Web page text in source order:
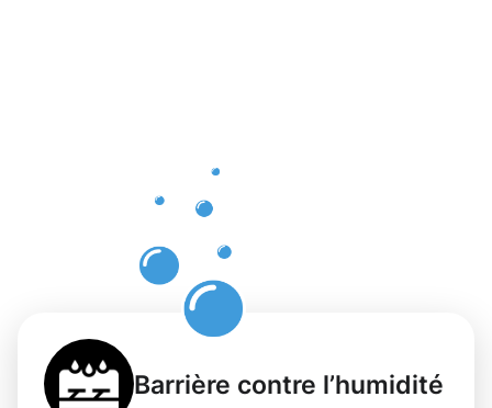
Barrière contre l’humidité